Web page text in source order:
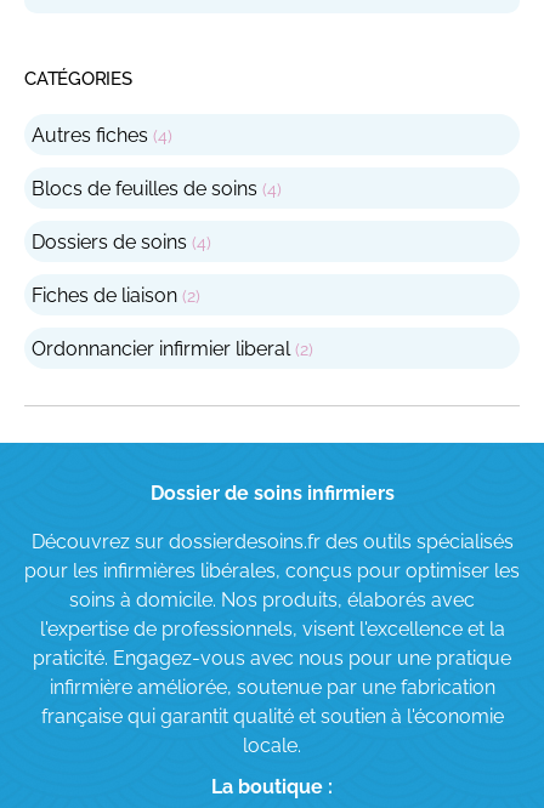
CATÉGORIES
Autres fiches 44
Blocs de feuilles de soins 44
Dossiers de soins 44
Fiches de liaison 22
Ordonnancier infirmier liberal 22
Dossier de soins infirmiers
Découvrez sur dossierdesoins.fr des outils spécialisés
pour les infirmières libérales, conçus pour optimiser les
soins à domicile. Nos produits, élaborés avec
l'expertise de professionnels, visent l'excellence et la
praticité. Engagez-vous avec nous pour une pratique
infirmière améliorée, soutenue par une fabrication
française qui garantit qualité et soutien à l'économie
locale.
La boutique :